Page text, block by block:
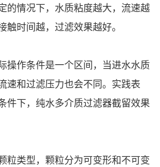
的情况下，水质粘度越大，流速越
时间越，过滤效果越好。
操作条件是一个区间，当进水水质
速和过滤压力也会不同。实践表
件下，纯水多介质过滤器截留效果
粒类型，颗粒分为可变形和不可变